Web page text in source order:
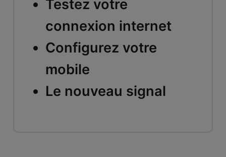
Testez votre
connexion internet
Configurez votre
mobile
Le nouveau signal